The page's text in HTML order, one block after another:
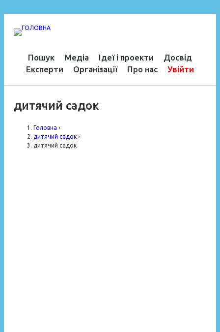
Пошук Медіа Ідеї і проекти
Досвід
Експерти
Організації Про нас Увійти
дитячий садок
Головна ›
дитячий садок ›
дитячий садок